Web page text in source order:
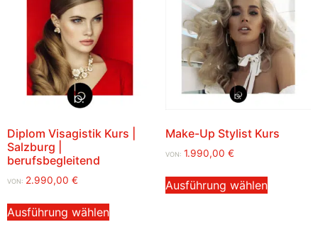
Diplom Visagistik Kurs |
Salzburg |
berufsbegleitend
VON: 2.990,00 €
Ausführung wählen
Make-Up Stylist Kurs
VON: 1.990,00 €
Ausführung wählen